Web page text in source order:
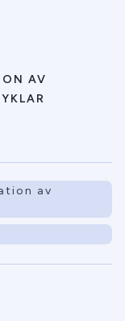
AV
av